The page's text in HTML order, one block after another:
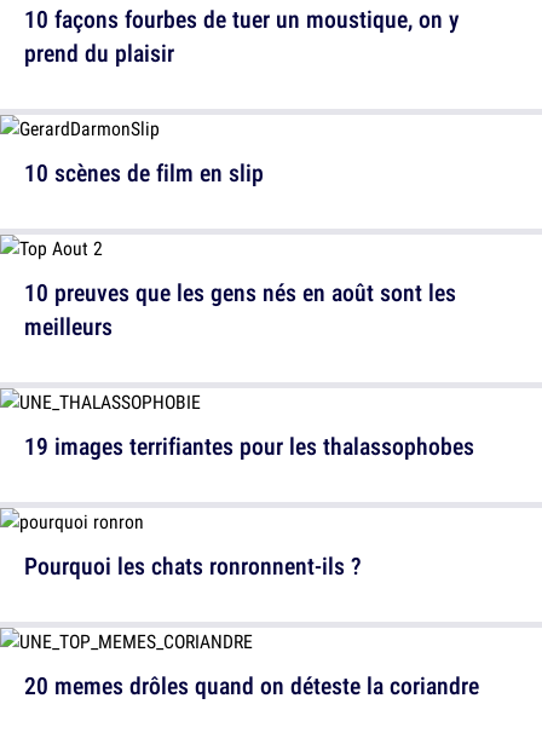
10 façons fourbes de tuer un moustique, on y
prend du plaisir
10 preuves que les gens nés en août sont les
meilleurs
Pourquoi les chats ronronnent-ils ?
10 scènes de film en slip
19 images terrifiantes pour les thalassophobes
20 memes drôles quand on déteste la coriandre